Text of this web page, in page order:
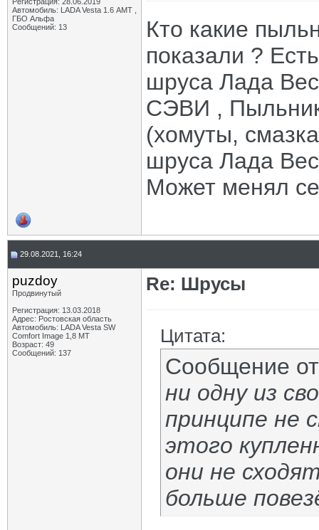
Автомобиль: LADA Vesta 1.6 АМТ ,
ГБО Альфа
Сообщений: 13
Кто какие
показали ?
шруса Лада
СЭВИ ,
(хомуты,
шруса Лада
Может менял
29.08.2021, 16:24
puzdoy
Продвинутый
Регистрация: 13.03.2018
Адрес: Ростовская область
Автомобиль: LADA Vesta SW
Comfort Image 1,8 MT
Возраст: 49
Сообщений: 137
Re: Шрусы
Цитата:
Сообщение
ни одну из
принципе не
этого
они не
больше